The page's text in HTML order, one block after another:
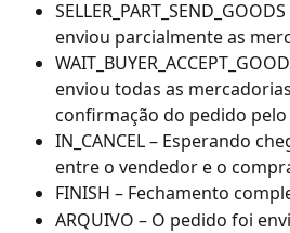
enviou parcialmente as
enviou todas as
confirmação do pedido
IN_CANCEL – Esperando
entre o vendedor e o
FINISH – Fechamento
ARQUIVO – O pedido foi